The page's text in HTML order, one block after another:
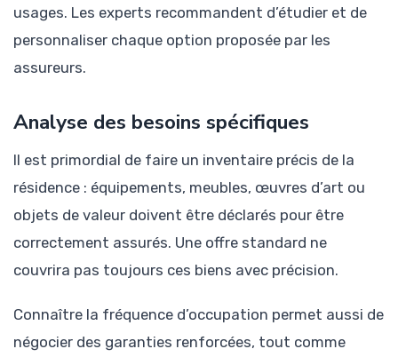
usages. Les experts recommandent d’étudier et de
personnaliser chaque option proposée par les
assureurs.
Analyse des besoins spécifiques
Il est primordial de faire un inventaire précis de la
résidence : équipements, meubles, œuvres d’art ou
objets de valeur doivent être déclarés pour être
correctement assurés. Une offre standard ne
couvrira pas toujours ces biens avec précision.
Connaître la fréquence d’occupation permet aussi de
négocier des garanties renforcées, tout comme